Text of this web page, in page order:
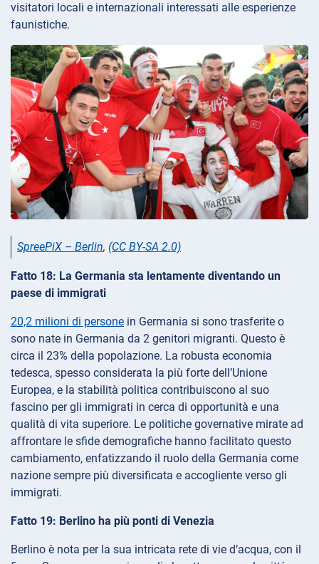
visitatori locali e internazionali interessati alle esperienze
faunistiche.
SpreePiX – Berlin, (CC BY-SA 2.0)
Fatto 18: La Germania sta lentamente diventando un
paese di immigrati
20,2 milioni di persone in Germania si sono trasferite o
sono nate in Germania da 2 genitori migranti. Questo è
circa il 23% della popolazione. La robusta economia
tedesca, spesso considerata la più forte dell’Unione
Europea, e la stabilità politica contribuiscono al suo
fascino per gli immigrati in cerca di opportunità e una
qualità di vita superiore. Le politiche governative mirate ad
affrontare le sfide demografiche hanno facilitato questo
cambiamento, enfatizzando il ruolo della Germania come
nazione sempre più diversificata e accogliente verso gli
immigrati.
Fatto 19: Berlino ha più ponti di Venezia
Berlino è nota per la sua intricata rete di vie d’acqua, con il